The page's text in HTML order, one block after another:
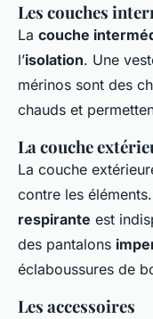
Les couches
La couche
l’isolation. Une
mérinos sont des
chauds et
La couche
La couche
contre les
respirante est
des pantalons
éclaboussures de
Les accessoires